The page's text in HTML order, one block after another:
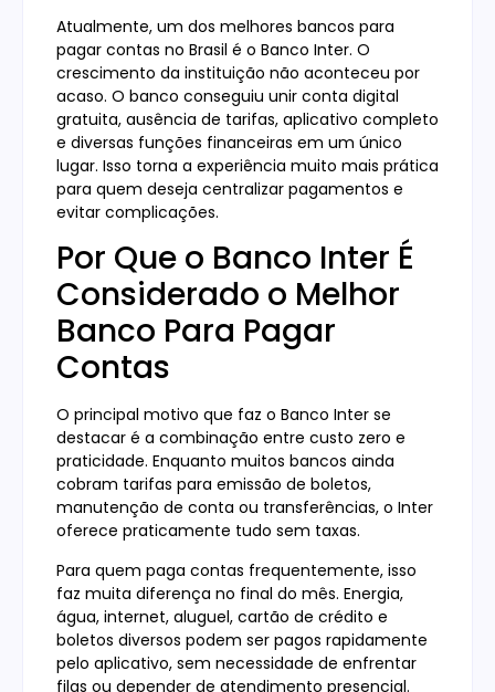
Atualmente, um dos melhores bancos para
pagar contas no Brasil é o Banco Inter. O
crescimento da instituição não aconteceu por
acaso. O banco conseguiu unir conta digital
gratuita, ausência de tarifas, aplicativo completo
e diversas funções financeiras em um único
lugar. Isso torna a experiência muito mais prática
para quem deseja centralizar pagamentos e
evitar complicações.
Por Que o Banco Inter É
Considerado o Melhor
Banco Para Pagar
Contas
O principal motivo que faz o Banco Inter se
destacar é a combinação entre custo zero e
praticidade. Enquanto muitos bancos ainda
cobram tarifas para emissão de boletos,
manutenção de conta ou transferências, o Inter
oferece praticamente tudo sem taxas.
Para quem paga contas frequentemente, isso
faz muita diferença no final do mês. Energia,
água, internet, aluguel, cartão de crédito e
boletos diversos podem ser pagos rapidamente
pelo aplicativo, sem necessidade de enfrentar
filas ou depender de atendimento presencial.